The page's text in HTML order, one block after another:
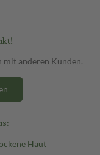
mit anderen Kunden.
Haut